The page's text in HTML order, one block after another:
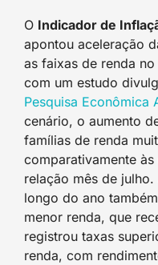
O Indicador de
apontou aceleração
as faixas de renda
com um estudo
Pesquisa Econômica
cenário, o aumento
famílias de renda
comparativamente
relação mês de
longo do ano
menor renda, que
registrou taxas
renda, com